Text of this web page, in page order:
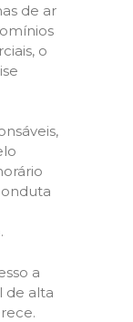
de ar
o
a
de alta